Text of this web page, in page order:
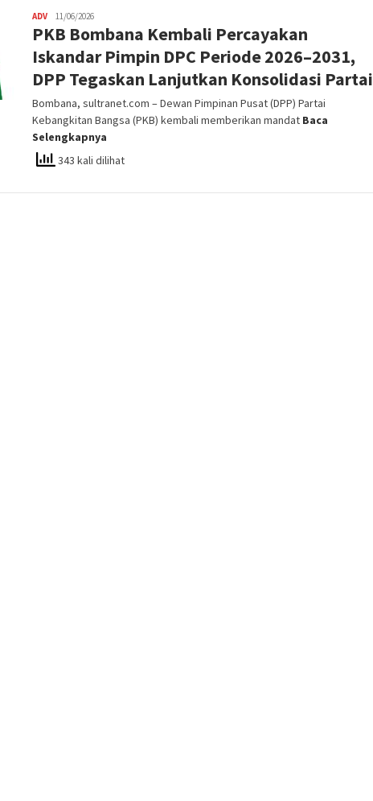
ADV admin
SN
11/06/2026
PKB Bombana Kembali Percayakan
Iskandar Pimpin DPC Periode 2026–2031,
DPP Tegaskan Lanjutkan Konsolidasi Partai
Bombana, sultranet.com – Dewan Pimpinan Pusat (DPP) Partai
Kebangkitan Bangsa (PKB) kembali memberikan mandat Baca
Selengkapnya
343 kali dilihat